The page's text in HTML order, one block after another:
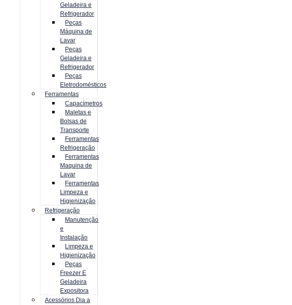
Geladeira e
Refrigerador
Peças
Máquina de
Lavar
Peças
Geladeira e
Refrigerador
Peças
Eletrodomésticos
Ferramentas
Capacímetros
Maletas e
Bolsas de
Transporte
Ferramentas
Refrigeração
Ferramentas
Maquina de
Lavar
Ferramentas
Limpeza e
Higienização
Refrigeração
Manutenção
e
Instalação
Limpeza e
Higienização
Peças
Freezer E
Geladeira
Expositora
Acessórios Dia a